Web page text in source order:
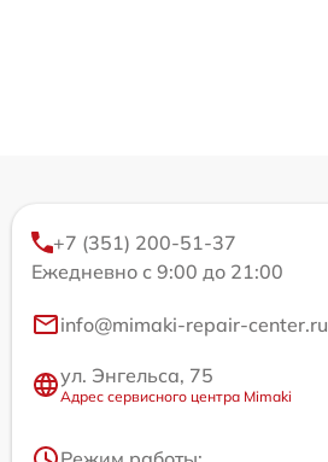
+7 (351) 200-51-37
Ежедневно с 9:00 до 21:00
info@mimaki-repair-center.ru
ул. Энгельса, 75
Адрес сервисного центра Mimaki